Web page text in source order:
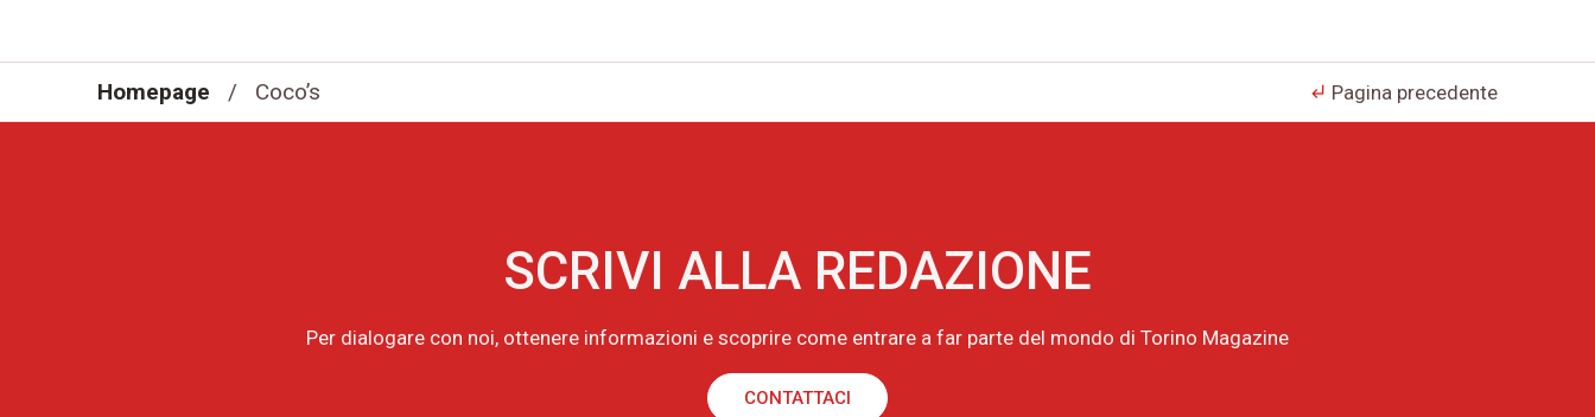
Homepage / Coco’s subdirectory_arrow_left Pagina precedente
SCRIVI ALLA REDAZIONE
Per dialogare con noi, ottenere informazioni e scoprire come entrare a far parte del mondo di Torino Magazine
CONTATTACI